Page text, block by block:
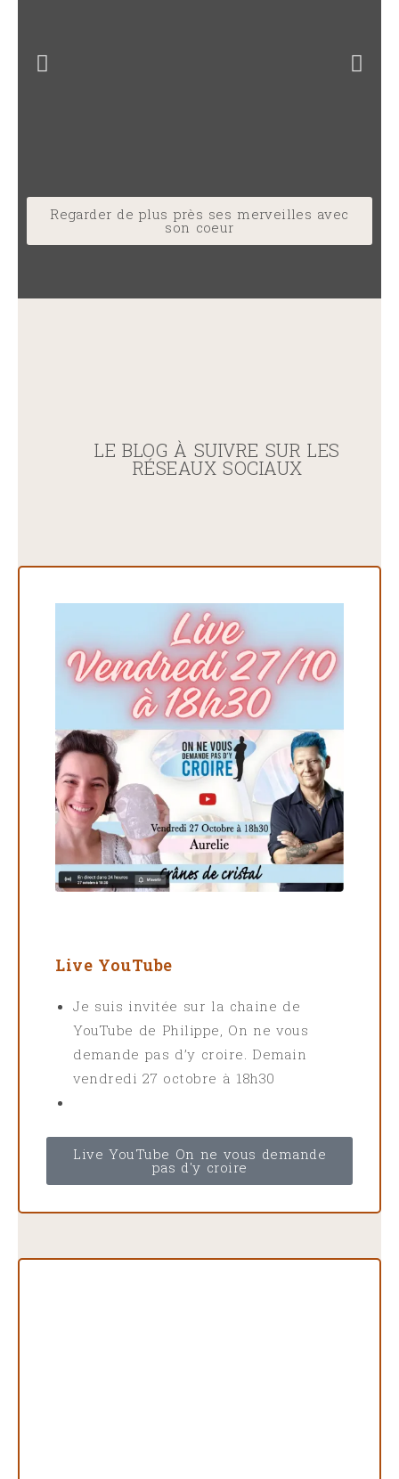
Regarder de plus près ses merveilles avec
son coeur
LE BLOG À SUIVRE SUR LES
RÉSEAUX SOCIAUX
Live YouTube
Je suis invitée sur la chaine de
YouTube de Philippe, On ne vous
demande pas d’y croire. Demain
vendredi 27 octobre à 18h30
Live YouTube On ne vous demande
pas d'y croire